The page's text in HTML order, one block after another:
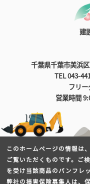
建
千葉県千葉市美浜
TEL 043-
フリ
営業時間
このホームページの情報は
ご覧いただくものです。ご
を受け当該商品のパンフレ
弊社の損害保険募集人は、